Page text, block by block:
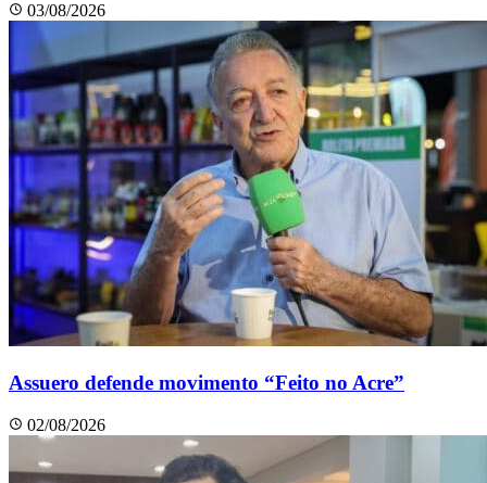
03/08/2026
Assuero defende movimento “Feito no Acre”
02/08/2026